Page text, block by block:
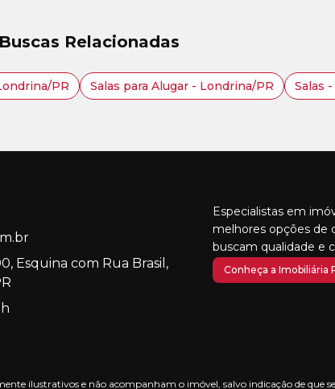
Buscas Relacionadas
PR Salas para Alugar - Londrina/PR Salas
Esquina com Rua Brasil,
Especialistas em
melhores opções de
buscam qualidade e
Conheça a Imobiliária
ilustrativos e não acompanham o imóvel, salvo indicação de que